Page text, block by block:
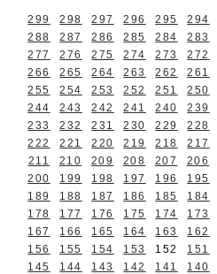
299 298 297 296 295 294
288
287 286 285 284 283
277
276 275 274 273 272
266
265 264 263 262 261
255
254 253 252 251 250
244
243 242 241 240 239
233
232 231 230 229 228
222
221 220 219 218 217
211
210 209 208 207 206
200
199 198 197 196 195
189
188 187 186 185 184
178
177 176 175 174 173
167
166 165 164 163 162
156
155 154 153 152 151
145
144 143 142 141 140